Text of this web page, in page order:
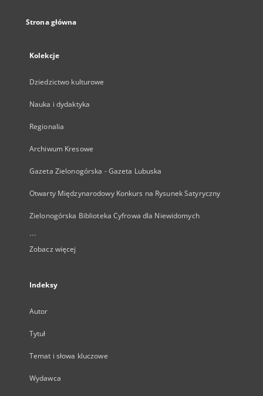
Strona główna
Kolekcje
Dziedzictwo kulturowe
Nauka i dydaktyka
Regionalia
Archiwum Kresowe
Gazeta Zielonogórska - Gazeta Lubuska
Otwarty Międzynarodowy Konkurs na Rysunek Satyryczny
Zielonogórska Biblioteka Cyfrowa dla Niewidomych
...
Zobacz więcej
Indeksy
Autor
Tytuł
Temat i słowa kluczowe
Wydawca